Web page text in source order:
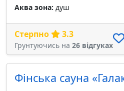
Аква зона: душ
Стерпно 3.3
Грунтуючись на 26 відгуках
Фінська сауна